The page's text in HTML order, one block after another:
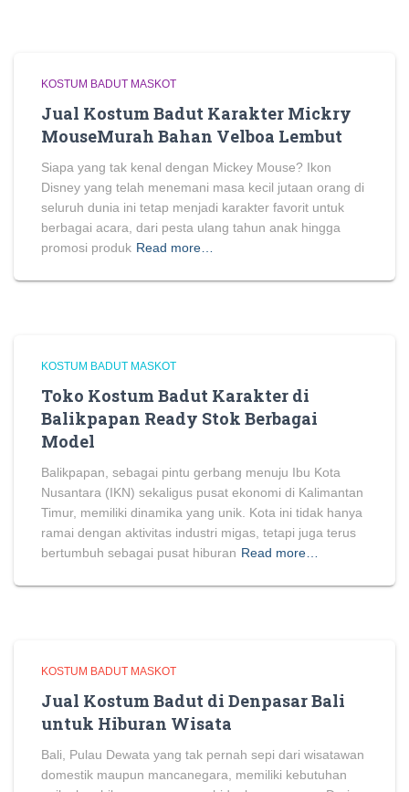
KOSTUM BADUT MASKOT
Jual Kostum Badut Karakter Mickry
MouseMurah Bahan Velboa Lembut
Siapa yang tak kenal dengan Mickey Mouse? Ikon
Disney yang telah menemani masa kecil jutaan orang di
seluruh dunia ini tetap menjadi karakter favorit untuk
berbagai acara, dari pesta ulang tahun anak hingga
promosi produk Read more…
KOSTUM BADUT MASKOT
Toko Kostum Badut Karakter di
Balikpapan Ready Stok Berbagai
Model
Balikpapan, sebagai pintu gerbang menuju Ibu Kota
Nusantara (IKN) sekaligus pusat ekonomi di Kalimantan
Timur, memiliki dinamika yang unik. Kota ini tidak hanya
ramai dengan aktivitas industri migas, tetapi juga terus
bertumbuh sebagai pusat hiburan Read more…
KOSTUM BADUT MASKOT
Jual Kostum Badut di Denpasar Bali
untuk Hiburan Wisata
Bali, Pulau Dewata yang tak pernah sepi dari wisatawan
domestik maupun mancanegara, memiliki kebutuhan